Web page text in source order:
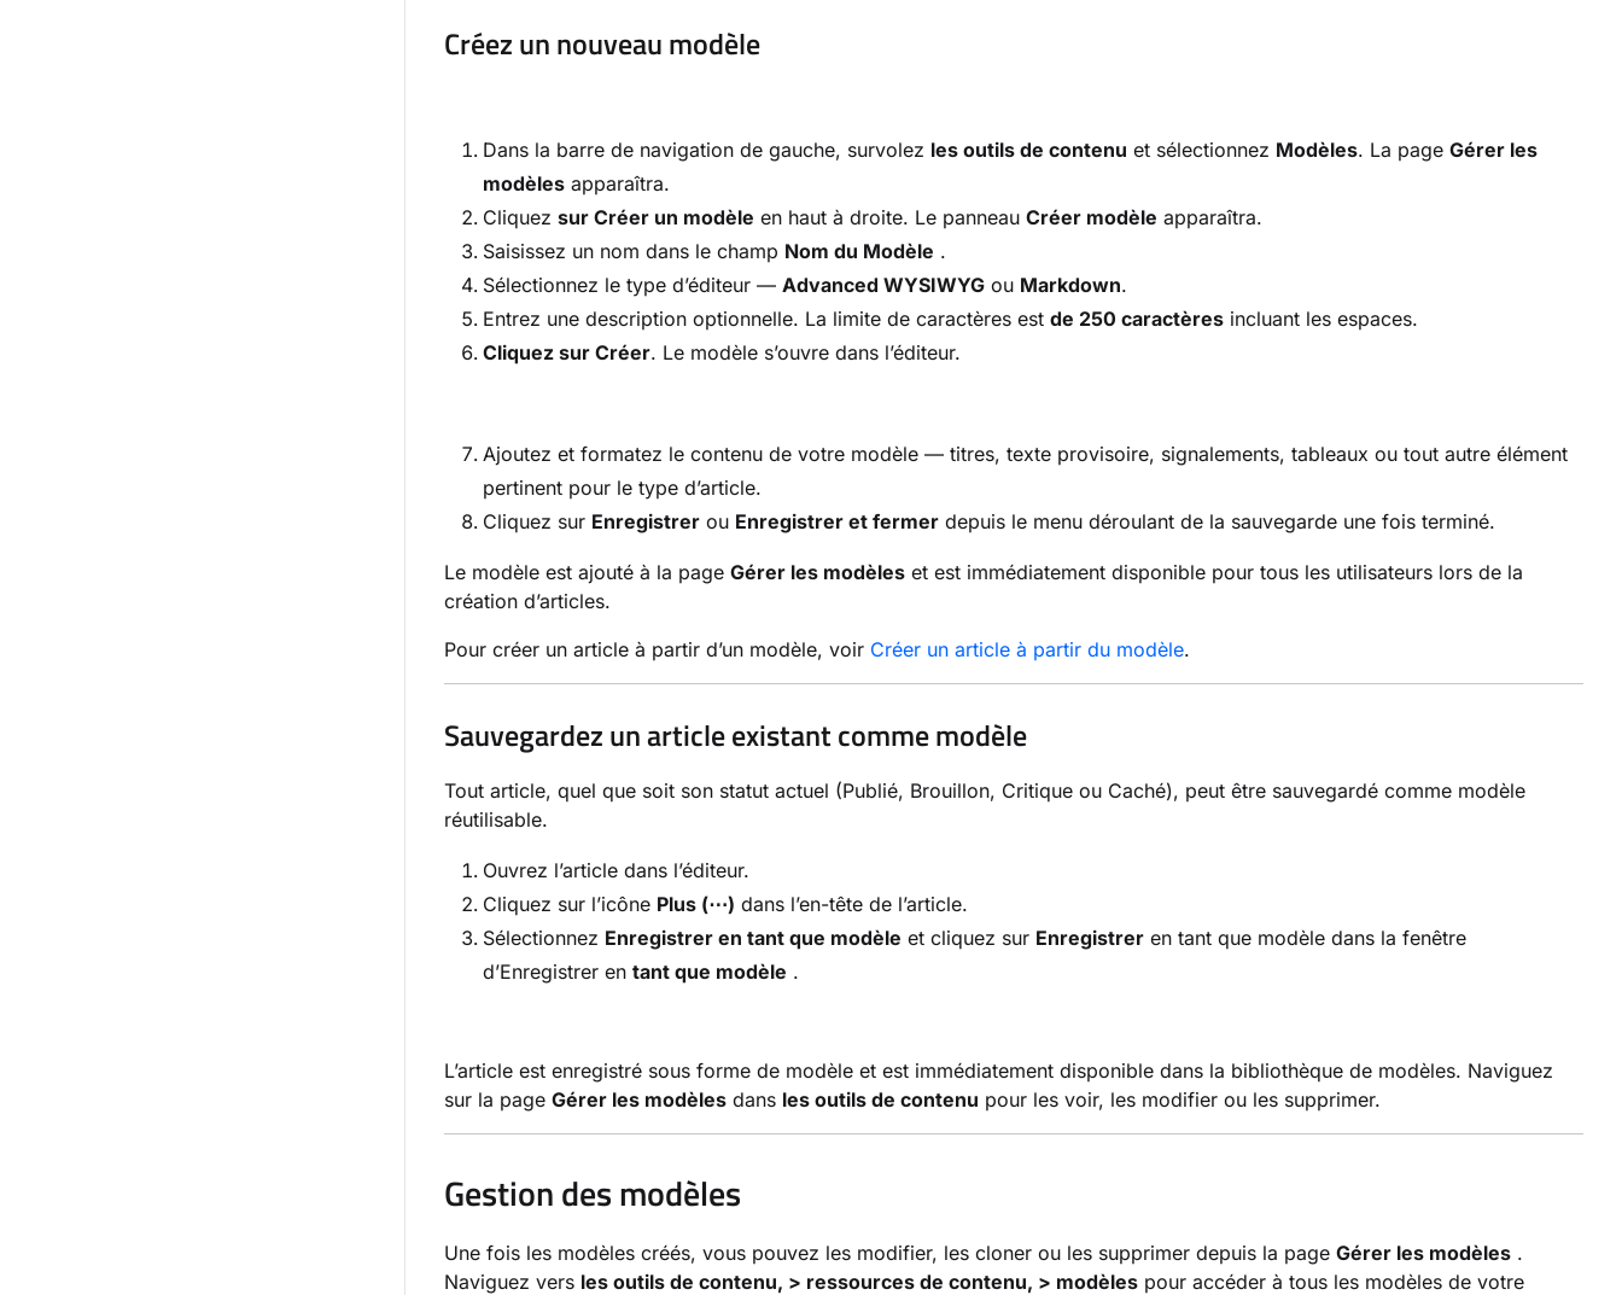
Créez un nouveau modèle
Dans la barre de navigation de gauche, survolez les outils de contenu et sélectionnez Modèles. La page Gérer les
modèles apparaîtra.
Cliquez sur Créer un modèle en haut à droite. Le panneau Créer modèle apparaîtra.
Saisissez un nom dans le champ Nom du Modèle .
Sélectionnez le type d’éditeur — Advanced WYSIWYG ou Markdown.
Entrez une description optionnelle. La limite de caractères est de 250 caractères incluant les espaces.
Cliquez sur Créer. Le modèle s’ouvre dans l’éditeur.
Ajoutez et formatez le contenu de votre modèle — titres, texte provisoire, signalements, tableaux ou tout autre élément
pertinent pour le type d’article.
Cliquez sur Enregistrer ou Enregistrer et fermer depuis le menu déroulant de la sauvegarde une fois terminé.
Le modèle est ajouté à la page Gérer les modèles et est immédiatement disponible pour tous les utilisateurs lors de la
création d’articles.
Pour créer un article à partir d’un modèle, voir Créer un article à partir du modèle.
Sauvegardez un article existant comme modèle
Tout article, quel que soit son statut actuel (Publié, Brouillon, Critique ou Caché), peut être sauvegardé comme modèle
réutilisable.
Ouvrez l’article dans l’éditeur.
Cliquez sur l’icône Plus (⋯) dans l’en-tête de l’article.
Sélectionnez Enregistrer en tant que modèle et cliquez sur Enregistrer en tant que modèle dans la fenêtre
d’Enregistrer en tant que modèle .
L’article est enregistré sous forme de modèle et est immédiatement disponible dans la bibliothèque de modèles. Naviguez
sur la page Gérer les modèles dans les outils de contenu pour les voir, les modifier ou les supprimer.
Gestion des modèles
Une fois les modèles créés, vous pouvez les modifier, les cloner ou les supprimer depuis la page Gérer les modèles .
Naviguez vers les outils de contenu, > ressources de contenu, > modèles pour accéder à tous les modèles de votre